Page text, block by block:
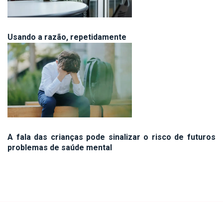
Usando a razão, repetidamente
A fala das crianças pode sinalizar o risco de futuros
problemas de saúde mental